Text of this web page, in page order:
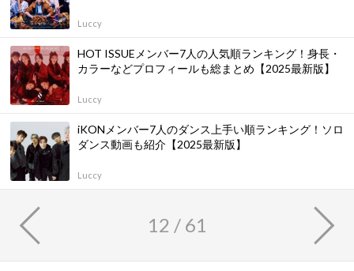
Luccy
HOT ISSUEメンバー7人の人気順ランキング！身長・
カラーなどプロフィールも総まとめ【2025最新版】
Luccy
iKONメンバー7人のダンス上手い順ランキング！ソロ
ダンス動画も紹介【2025最新版】
Luccy
12 / 61